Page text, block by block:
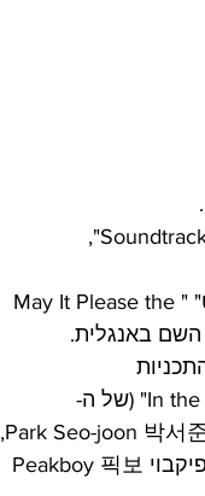
",
בניסיון נוסף כבר מצאתי דרמה אחת (חדשה): "האם זה ירצה את בית המשפט" "May It Please the
השם באנגלית.
החדשות:"הצוערים" - "Rookie Cops", ותכנית הריאליטי "In the Soop: Friendcation" (של ה-
WOOGA SQUAD, הלא היא קבוצת החברים השחקנים/זמרים: פאק סו-ג'ון  Park Seo-joon 박서준,
פאק היונג שיק Park Hyung-sik 박형식, צ'וי וו שיק Choi Woo-shik 최우식, פיקבוי Peakboy 픽보